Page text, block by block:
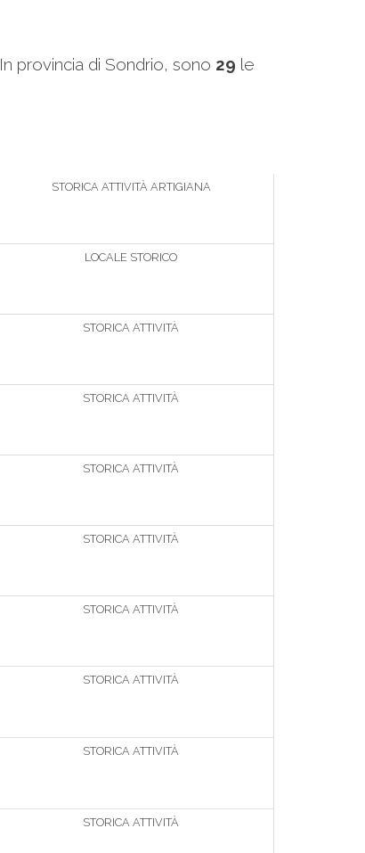
In provincia di Sondrio, sono 29 le
STORICA ATTIVITÀ ARTIGIANA
LOCALE STORICO
STORICA ATTIVITÀ
STORICA ATTIVITÀ
STORICA ATTIVITÀ
STORICA ATTIVITÀ
STORICA ATTIVITÀ
STORICA ATTIVITÀ
STORICA ATTIVITÀ
STORICA ATTIVITÀ